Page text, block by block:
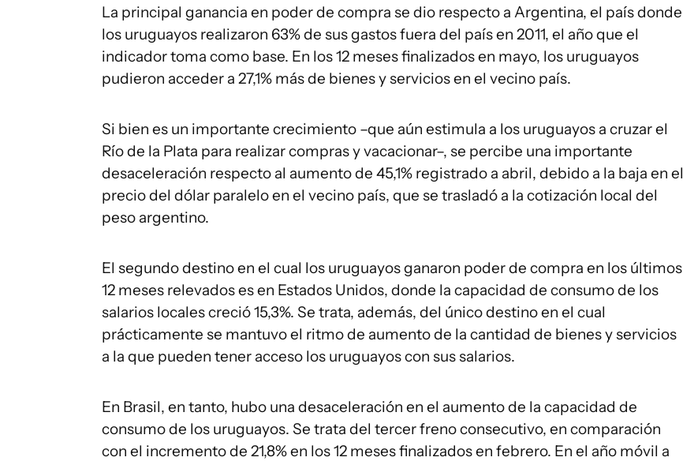
La principal ganancia en poder de compra se dio respecto a Argentina, el país donde
los uruguayos realizaron 63% de sus gastos fuera del país en 2011, el año que el
indicador toma como base. En los 12 meses finalizados en mayo, los uruguayos
pudieron acceder a 27,1% más de bienes y servicios en el vecino país.
Si bien es un importante crecimiento –que aún estimula a los uruguayos a cruzar el
Río de la Plata para realizar compras y vacacionar–, se percibe una importante
desaceleración respecto al aumento de 45,1% registrado a abril, debido a la baja en el
precio del dólar paralelo en el vecino país, que se trasladó a la cotización local del
peso argentino.
El segundo destino en el cual los uruguayos ganaron poder de compra en los últimos
12 meses relevados es en Estados Unidos, donde la capacidad de consumo de los
salarios locales creció 15,3%. Se trata, además, del único destino en el cual
prácticamente se mantuvo el ritmo de aumento de la cantidad de bienes y servicios
a la que pueden tener acceso los uruguayos con sus salarios.
En Brasil, en tanto, hubo una desaceleración en el aumento de la capacidad de
consumo de los uruguayos. Se trata del tercer freno consecutivo, en comparación
con el incremento de 21,8% en los 12 meses finalizados en febrero. En el año móvil a